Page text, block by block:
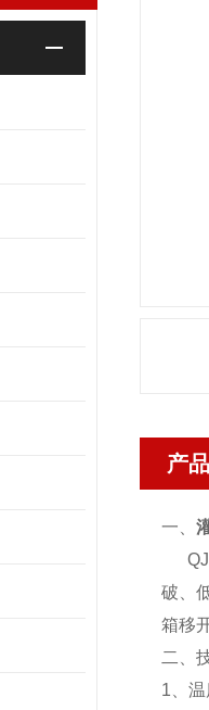
产
一、
破、
箱移
二、
1、